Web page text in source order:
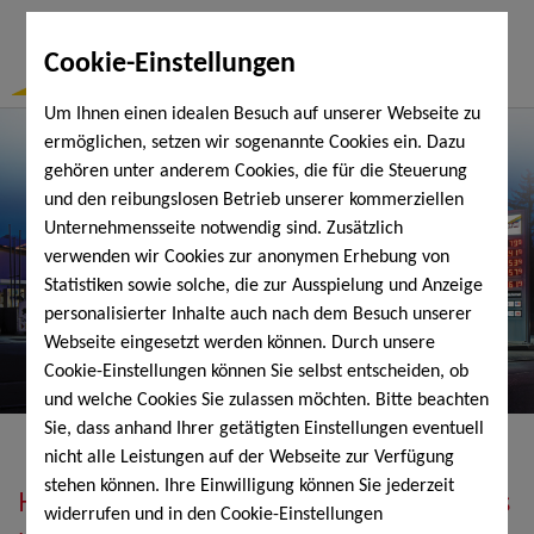
Cookie-Einstellungen
Um Ihnen einen idealen Besuch auf unserer Webseite zu
ermöglichen, setzen wir sogenannte Cookies ein. Dazu
gehören unter anderem Cookies, die für die Steuerung
und den reibungslosen Betrieb unserer kommerziellen
Unternehmensseite notwendig sind. Zusätzlich
verwenden wir Cookies zur anonymen Erhebung von
Statistiken sowie solche, die zur Ausspielung und Anzeige
personalisierter Inhalte auch nach dem Besuch unserer
Webseite eingesetzt werden können. Durch unsere
Cookie-Einstellungen können Sie selbst entscheiden, ob
und welche Cookies Sie zulassen möchten. Bitte beachten
Sie, dass anhand Ihrer getätigten Einstellungen eventuell
nicht alle Leistungen auf der Webseite zur Verfügung
stehen können. Ihre Einwilligung können Sie jederzeit
widerrufen und in den Cookie-Einstellungen
Heizöl, Diesel, Schmierstoffe, Holzpellets